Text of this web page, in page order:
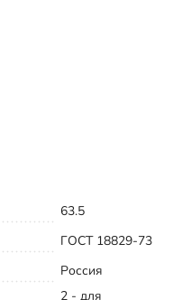
63.5
ГОСТ 18829-73
Россия
2 - для